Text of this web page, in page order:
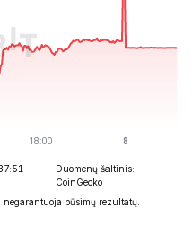
Duomenų šaltinis:
CoinGecko
būsimų rezultatų.